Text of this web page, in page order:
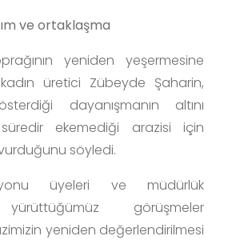
ve ortaklaşma
yeniden yeşermesine
üretici Zübeyde Şaharin,
dayanışmanın altını
ekemediği arazisi için
söyledi.
üyeleri ve müdürlük
görüşmeler
yeniden değerlendirilmesi